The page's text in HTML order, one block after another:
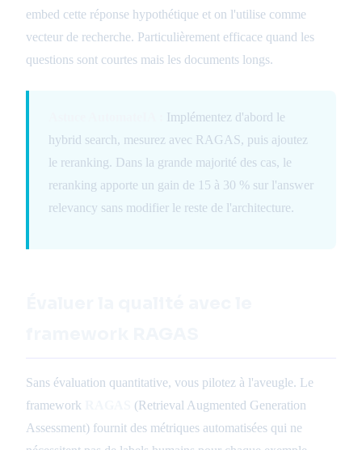
embed cette réponse hypothétique et on l'utilise comme
vecteur de recherche. Particulièrement efficace quand les
questions sont courtes mais les documents longs.
Implémentez d'abord le
hybrid search, mesurez avec RAGAS, puis ajoutez
le reranking. Dans la grande majorité des cas, le
reranking apporte un gain de 15 à 30 % sur l'answer
relevancy sans modifier le reste de l'architecture.
Sans évaluation quantitative, vous pilotez à l'aveugle. Le
framework
(Retrieval Augmented Generation
Assessment) fournit des métriques automatisées qui ne